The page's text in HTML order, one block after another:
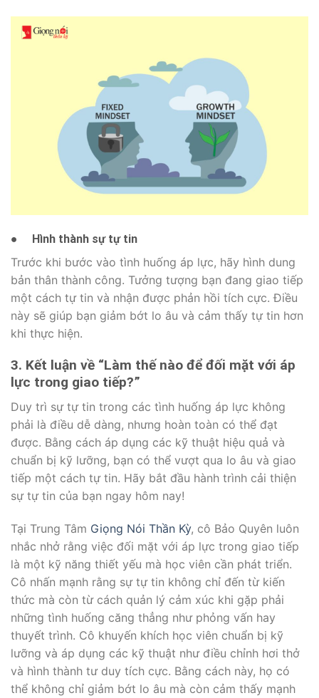
● Hình thành sự tự tin
Trước khi bước vào tình huống áp lực, hãy hình dung
bản thân thành công. Tưởng tượng bạn đang giao tiếp
một cách tự tin và nhận được phản hồi tích cực. Điều
này sẽ giúp bạn giảm bớt lo âu và cảm thấy tự tin hơn
khi thực hiện.
3. Kết luận về “Làm thế nào để đối mặt với áp
lực trong giao tiếp?”
Duy trì sự tự tin trong các tình huống áp lực không
phải là điều dễ dàng, nhưng hoàn toàn có thể đạt
được. Bằng cách áp dụng các kỹ thuật hiệu quả và
chuẩn bị kỹ lưỡng, bạn có thể vượt qua lo âu và giao
tiếp một cách tự tin. Hãy bắt đầu hành trình cải thiện
sự tự tin của bạn ngay hôm nay!
Tại Trung Tâm Giọng Nói Thần Kỳ, cô Bảo Quyên luôn
nhắc nhở rằng việc đối mặt với áp lực trong giao tiếp
là một kỹ năng thiết yếu mà học viên cần phát triển.
Cô nhấn mạnh rằng sự tự tin không chỉ đến từ kiến
thức mà còn từ cách quản lý cảm xúc khi gặp phải
những tình huống căng thẳng như phỏng vấn hay
thuyết trình. Cô khuyến khích học viên chuẩn bị kỹ
lưỡng và áp dụng các kỹ thuật như điều chỉnh hơi thở
và hình thành tư duy tích cực. Bằng cách này, họ có
thể không chỉ giảm bớt lo âu mà còn cảm thấy mạnh